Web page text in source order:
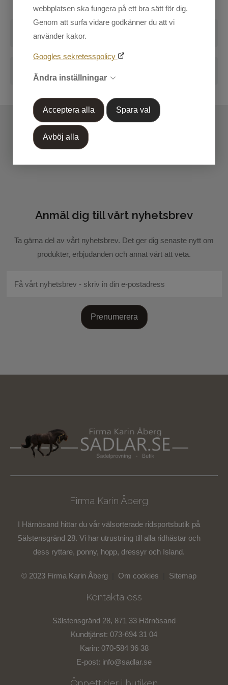
webbplatsen ska fungera på ett bra sätt för dig.
Genom att surfa vidare godkänner du att vi
använder kakor.
Googles sekretesspolicy
Ändra inställningar
Acceptera alla Spara val
Avböj alla
Herr
Kundtjänst
Recensioner
Skriv en recension
Skicka recension
Markera koden nedan, kopiera och klistra in på din
blogg.
Anmäl dig till vårt nyhetsbrev
Ta gärna del av vårt nyhetsbrev. Det ger dig senaste nytt om
produkter, erbjudanden och annat värt att veta.
Prenumerera
Firma Karin Åberg
I Härnösand hittar du vår välsorterade ridsportsbutik på
Sälstensgränd 28. Vi har utrustning till alla ridhästar och
dess ryttare, ponny, hopp, dressyr och Island.
© 2023 Firma Karin Åberg Om cookies Sitemap
Kontakta oss
Sälstensgränd 28, 871 33 Härnösand
Kundtjänst: 073-694 31 04
Karin: 070-584 96 38
E-post: info@sadlar.se